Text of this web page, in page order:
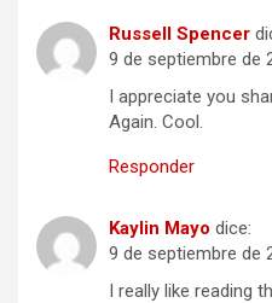
Russell Spencer
9 de septiembre de
I appreciate you
Again. Cool.
Responder
Kaylin Mayo dice:
9 de septiembre de
I really like reading